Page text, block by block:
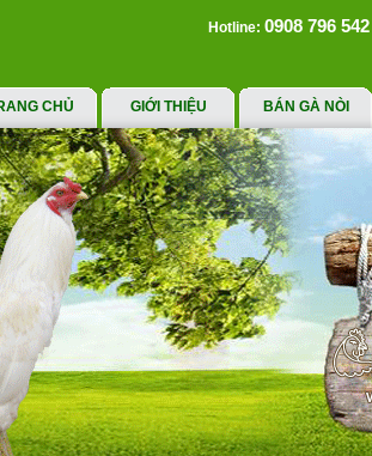
Hotline: 0908 796 542
CHỦ GIỚI THIỆU BÁN GÀ NÒI